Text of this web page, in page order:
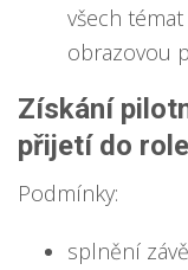
všech
obrazovou
Získání
přijetí do
Podmínky:
splnění